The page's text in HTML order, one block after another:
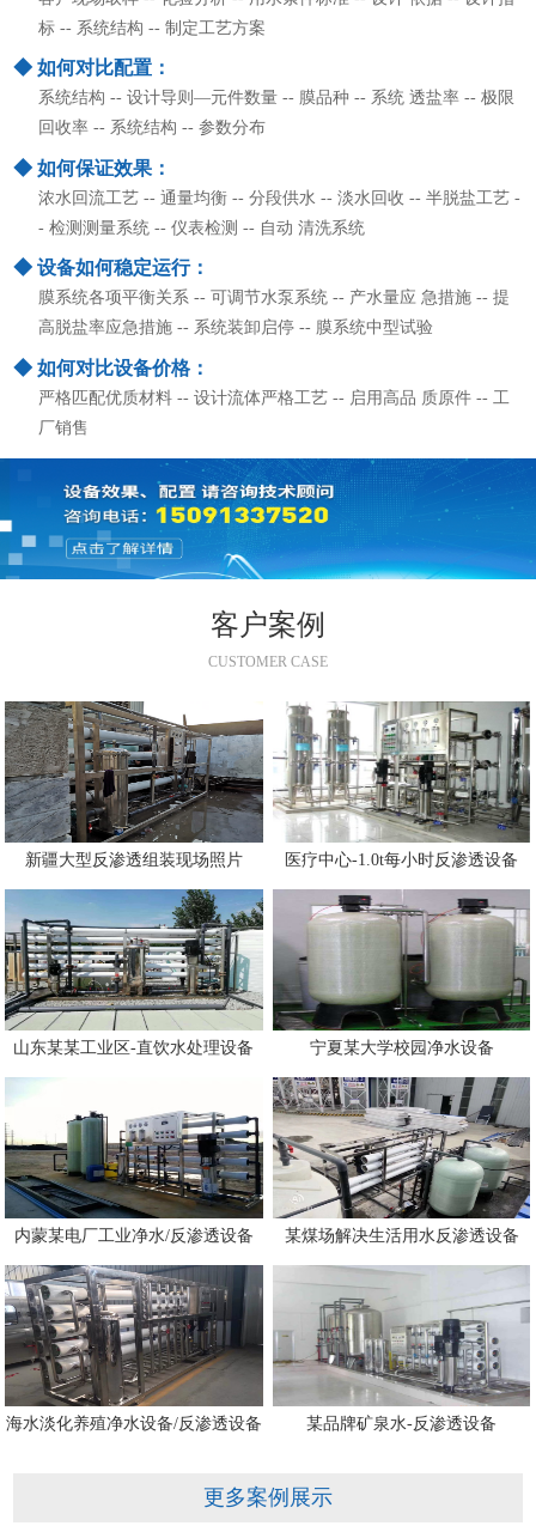
标 -- 系统结构 -- 制定工艺方案
◆ 如何对比配置：
系统结构 -- 设计导则—元件数量 -- 膜品种 -- 系统 透盐率 -- 极限
回收率 -- 系统结构 -- 参数分布
◆ 如何保证效果：
浓水回流工艺 -- 通量均衡 -- 分段供水 -- 淡水回收 -- 半脱盐工艺 -
- 检测测量系统 -- 仪表检测 -- 自动 清洗系统
◆ 设备如何稳定运行：
膜系统各项平衡关系 -- 可调节水泵系统 -- 产水量应 急措施 -- 提
高脱盐率应急措施 -- 系统装卸启停 -- 膜系统中型试验
◆ 如何对比设备价格：
严格匹配优质材料 -- 设计流体严格工艺 -- 启用高品 质原件 -- 工
厂销售
客户案例
CUSTOMER CASE
新疆大型反渗透组装现场照片 医疗中心-1.0t每小时反渗透设备
山东某某工业区-直饮水处理设备 宁夏某大学校园净水设备
内蒙某电厂工业净水/反渗透设备 某煤场解决生活用水反渗透设备
海水淡化养殖净水设备/反渗透设备 某品牌矿泉水-反渗透设备
更多案例展示